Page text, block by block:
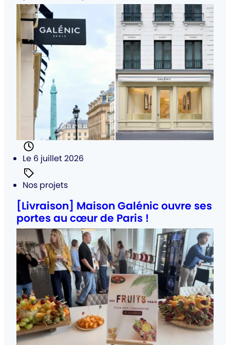
Posté
Le 6 juillet 2026
Catégorie
Nos projets
[Livraison] Maison Galénic ouvre ses
portes au cœur de Paris !